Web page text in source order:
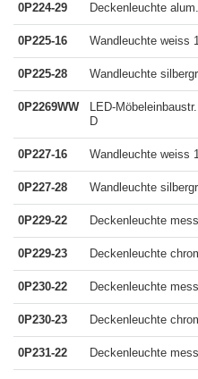
0P224-29 Deckenleuchte
0P225-16 Wandleuchte weiss
0P225-28 Wandleuchte
0P2269WW
LED-
D
0P227-16 Wandleuchte weiss
0P227-28 Wandleuchte
0P229-22 Deckenleuchte
0P229-23 Deckenleuchte
0P230-22 Deckenleuchte
0P230-23 Deckenleuchte
0P231-22 Deckenleuchte